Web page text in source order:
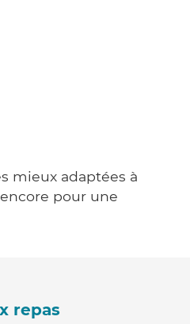
mieux adaptées à
pour une
repas